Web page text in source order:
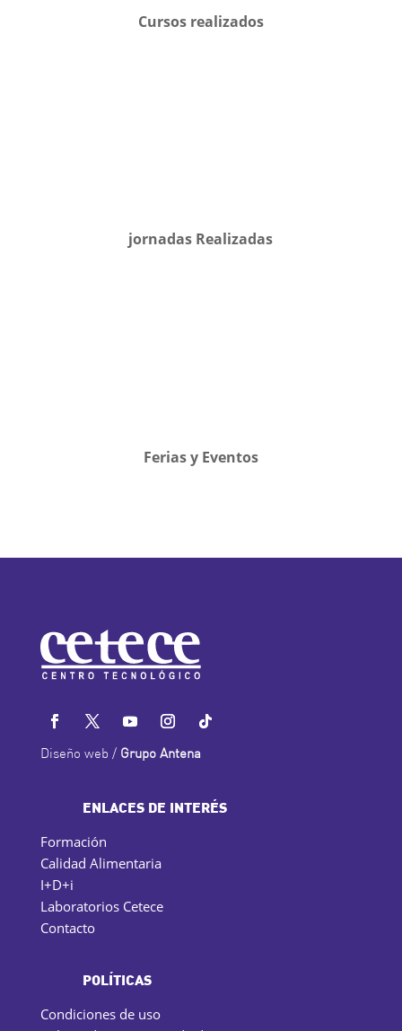
Cursos realizados
jornadas Realizadas
Ferias y Eventos
Diseño web / Grupo Antena
ENLACES DE INTERÉS
Formación
Calidad Alimentaria
I+D+i
Laboratorios Cetece
Contacto
POLÍTICAS
Condiciones de uso